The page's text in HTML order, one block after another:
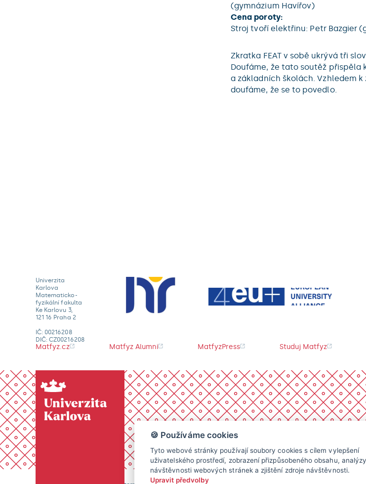
(gymnázium Havířov)
Cena poroty:
Stroj tvoří elektřinu: Petr Bazgier
Zkratka FEAT v sobě ukrývá tři
Doufáme, že tato soutěž přispěla
a základních školách. Vzhledem
doufáme, že se to povedlo.
Univerzita
Karlova
Matematicko-
fyzikální fakulta
Ke Karlovu 3,
121 16 Praha 2
IČ: 00216208
DIČ: CZ00216208
Matfyz.cz Matfyz Alumni MatfyzPress Studuj Matfyz
🍪 Používáme cookies
Tyto webové stránky používají soubory cookies s cílem vylepšení
uživatelského prostředí, zobrazení přizpůsobeného obsahu, analýzy
návštěvnosti webových stránek a zjištění zdroje návštěvnosti.
Upravit předvolby